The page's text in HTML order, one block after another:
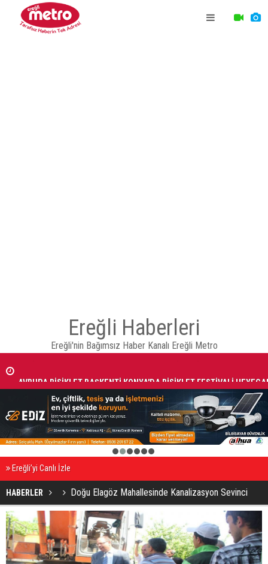
Ereğli Haberleri
Ereğli'nin Bağımsız Haber Kanalı Ereğli Metro
BAŞLADI
2 3 4 5 6
Ereğli’yi Canlı İzle
HABERLER Doğu Elagöz Mahallesinde Kanalizasyon Sevinci